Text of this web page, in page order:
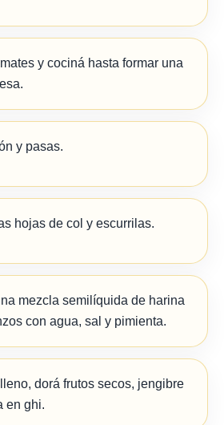
y cociná hasta formar una
y pasas.
hojas de col y escurrilas.
mezcla semilíquida de harina
con agua, sal y pimienta.
dorá frutos secos, jengibre
en ghi.